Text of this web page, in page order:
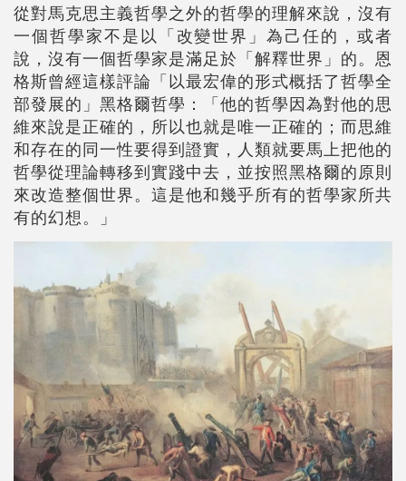
從對馬克思主義哲學之外的哲學的理解來說，沒有
一個哲學家不是以「改變世界」為己任的，或者
說，沒有一個哲學家是滿足於「解釋世界」的。恩
格斯曾經這樣評論「以最宏偉的形式概括了哲學全
部發展的」黑格爾哲學：「他的哲學因為對他的思
維來說是正確的，所以也就是唯一正確的；而思維
和存在的同一性要得到證實，人類就要馬上把他的
哲學從理論轉移到實踐中去，並按照黑格爾的原則
來改造整個世界。這是他和幾乎所有的哲學家所共
有的幻想。」